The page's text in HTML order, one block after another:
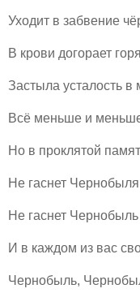
Уходит в забвение
В крови догорает
Застыла усталость в
Всё меньше и
Но в проклятой
Не гаснет
Не гаснет
И в каждом из вас
Чернобыль,